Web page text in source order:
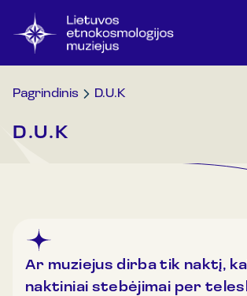
Pagrindinis D.U.K
D.U.K
Ar muziejus dirba tik naktį,
naktiniai stebėjimai per